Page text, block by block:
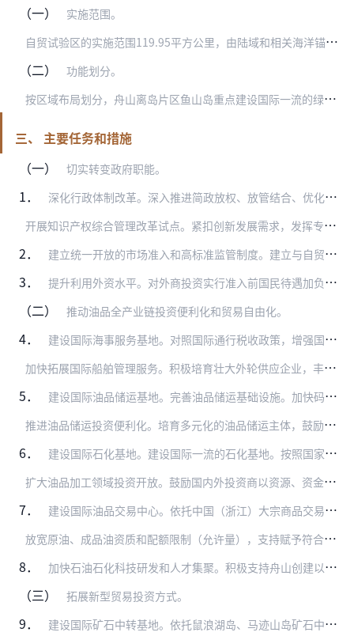
（一）
实施范围。
自
贸试验区的实施范围119.95平方公里，由陆域和相关海洋锚地组成，涵盖三个片区：舟山离岛片区78.98平方公里（含舟山港综合保税区区块二3.02平方公里），舟…
（二）
功能划分。
按
区域布局划分，舟山离岛片区鱼山岛重点建设国际一流的绿色石化基地，鼠浪湖岛、黄泽山岛、双子山岛、衢山岛、小衢山岛、马迹山岛重点发展油品等大宗商品储存、中转、贸易…
三、 主要任务和措施
（一）
切实转变政府职能。
1． 深化行政体制改革。深入推进简政放权、放管结合、优化服务改革。建立权责明确、管理高效、运转协调的自贸试验区行政管理体制。深化完善自贸试验区行政管理权力清单、责任清…
开
展知识产权综合管理改革试点。紧扣创新发展需求，发挥专利、商标、版权等知识产权的引领作用，打通知识产权创造、运用、保护、管理、服务全链条，建立高效的知识产权综合…
2．
建立统一开放的市场准入和高标准监管制度。建立与自贸试验区相适应的行政监督管理制度，加强与负面清单管理体制相适应的事中事后监管体系建设。完善社会信用体系，推动各部…
3． 提升利用外资水平。对外商投资实行准入前国民待遇加负面清单管理制度，着力构建与负面清单管理方式相适应的事中事后监管制度。外商投资准入特别管理措施（负面清单）之外领…
（二） 推动油品全产业链投资便利化和贸易自由化。
4． 建设国际海事服务基地。对照国际通行税收政策，增强国际竞争力，探索研究推动油品全产业链发展的政策措施。建设东北亚保税燃料油加注中心。制订中国（浙江）自由贸易试验区…
加
快拓展国际船舶管理服务。积极培育壮大外轮供应企业，丰富外轮供应品种，为进入自贸试验区的船舶提供生活用品、备品备件、物料、工程服务和代理服务等服务。加快发展自贸…
5．
建设国际油品储运基地。完善油品储运基础设施。加快码头、管网、油罐、地下油库、锚地、物流基地等物流基础设施建设。以原油、成品油为重点，承接全球资源，面向亚太市场，…
推
进油品储运投资便利化。培育多元化的油品储运主体，鼓励各类主体按照国际标准参与投资建设油品接卸泊位、储运罐区、输油管道等设施。加快自贸试验区港口岸线使用审批。
6．
建设国际石化基地。建设国际一流的石化基地。按照国家战略布局，实行最严格的环保准入和监管措施，在鱼山岛打造国际一流的石化产业基地。支持基地以原油精炼为基础产品，以…
扩
大油品加工领域投资开放。鼓励国内外投资商以资源、资金、技术、市场参与建设经营石化基地。允许世界一流石油化工企业以及“一带一路”沿线石油富集国企业参与投资建设。
7．
建设国际油品交易中心。依托中国（浙江）大宗商品交易中心，开展原油、成品油、保税燃料油现货交易，条件成熟时开展与期货相关的业务。
放
宽原油、成品油资质和配额限制（允许量），支持赋予符合条件的2—3家自贸试验区内企业原油进口和使用资质。支持自贸试验区企业积极开展油品离岸和在岸贸易。
8．
加快石油石化科技研发和人才集聚。积极支持舟山创建以石油石化产业为特色的国家高新技术产业开发区，鼓励在自贸试验区内开展石油石化科学研究和技术服务，加快形成国际石油…
（三） 拓展新型贸易投资方式。
9． 建设国际矿石中转基地。依托鼠浪湖岛、马迹山岛矿石中转码头，建设国际配矿贸易中心，以接卸外贸进口矿石为主，为长江沿线冶金企业提供中转运输服务，优化完善区域矿石接卸…